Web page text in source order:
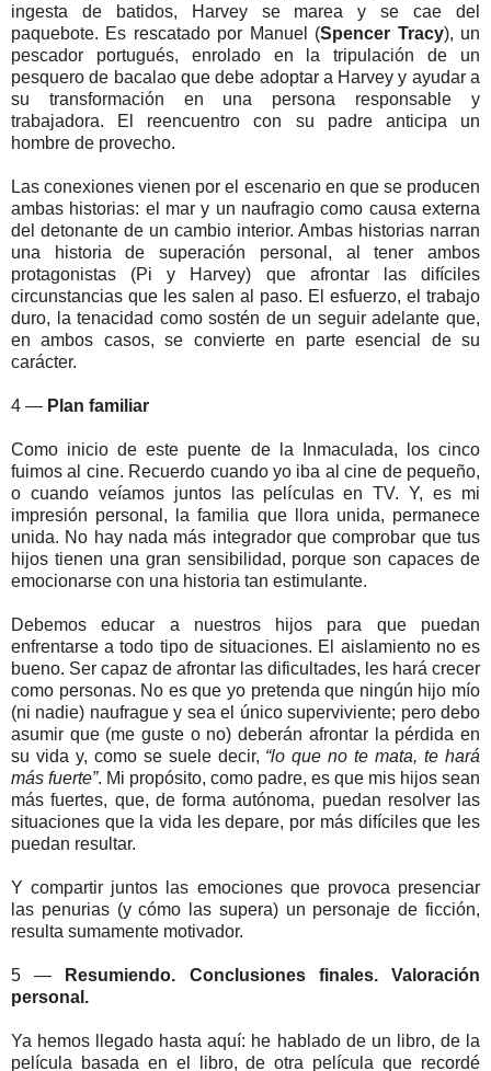
ingesta de batidos, Harvey se marea y se cae del
paquebote. Es rescatado por Manuel (Spencer Tracy), un
pescador portugués, enrolado en la tripulación de un
pesquero de bacalao que debe adoptar a Harvey y ayudar a
su transformación en una persona responsable y
trabajadora. El reencuentro con su padre anticipa un
hombre de provecho.
Las conexiones vienen por el escenario en que se producen
ambas historias: el mar y un naufragio como causa externa
del detonante de un cambio interior. Ambas historias narran
una historia de superación personal, al tener ambos
protagonistas (Pi y Harvey) que afrontar las difíciles
circunstancias que les salen al paso. El esfuerzo, el trabajo
duro, la tenacidad como sostén de un seguir adelante que,
en ambos casos, se convierte en parte esencial de su
carácter.
4 — Plan familiar
Como inicio de este puente de la Inmaculada, los cinco
fuimos al cine. Recuerdo cuando yo iba al cine de pequeño,
o cuando veíamos juntos las películas en TV. Y, es mi
impresión personal, la familia que llora unida, permanece
unida. No hay nada más integrador que comprobar que tus
hijos tienen una gran sensibilidad, porque son capaces de
emocionarse con una historia tan estimulante.
Debemos educar a nuestros hijos para que puedan
enfrentarse a todo tipo de situaciones. El aislamiento no es
bueno. Ser capaz de afrontar las dificultades, les hará crecer
como personas. No es que yo pretenda que ningún hijo mío
(ni nadie) naufrague y sea el único superviviente; pero debo
asumir que (me guste o no) deberán afrontar la pérdida en
su vida y, como se suele decir, “lo que no te mata, te hará
más fuerte”. Mi propósito, como padre, es que mis hijos sean
más fuertes, que, de forma autónoma, puedan resolver las
situaciones que la vida les depare, por más difíciles que les
puedan resultar.
Y compartir juntos las emociones que provoca presenciar
las penurias (y cómo las supera) un personaje de ficción,
resulta sumamente motivador.
5 —
Resumiendo. Conclusiones finales. Valoración
personal.
Ya hemos llegado hasta aquí: he hablado de un libro, de la
película basada en el libro, de otra película que recordé